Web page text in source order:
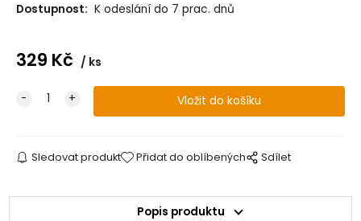
Dostupnost: K odeslání do 7 prac. dnů
329 Kč ks
Sledovat produkt Přidat do oblíbených Sdílet
Popis produktu